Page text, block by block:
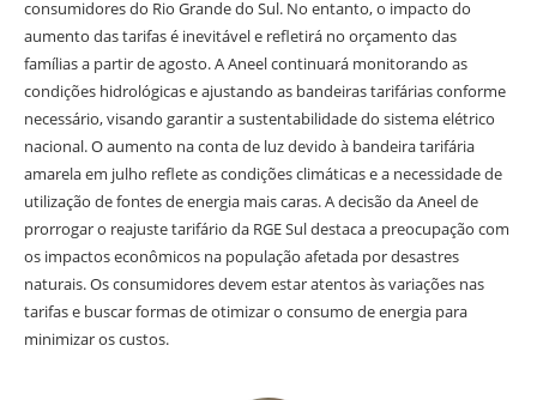
consumidores do Rio Grande do Sul. No entanto, o impacto do
aumento das tarifas é inevitável e refletirá no orçamento das
famílias a partir de agosto. A Aneel continuará monitorando as
condições hidrológicas e ajustando as bandeiras tarifárias conforme
necessário, visando garantir a sustentabilidade do sistema elétrico
nacional. O aumento na conta de luz devido à bandeira tarifária
amarela em julho reflete as condições climáticas e a necessidade de
utilização de fontes de energia mais caras. A decisão da Aneel de
prorrogar o reajuste tarifário da RGE Sul destaca a preocupação com
os impactos econômicos na população afetada por desastres
naturais. Os consumidores devem estar atentos às variações nas
tarifas e buscar formas de otimizar o consumo de energia para
minimizar os custos.